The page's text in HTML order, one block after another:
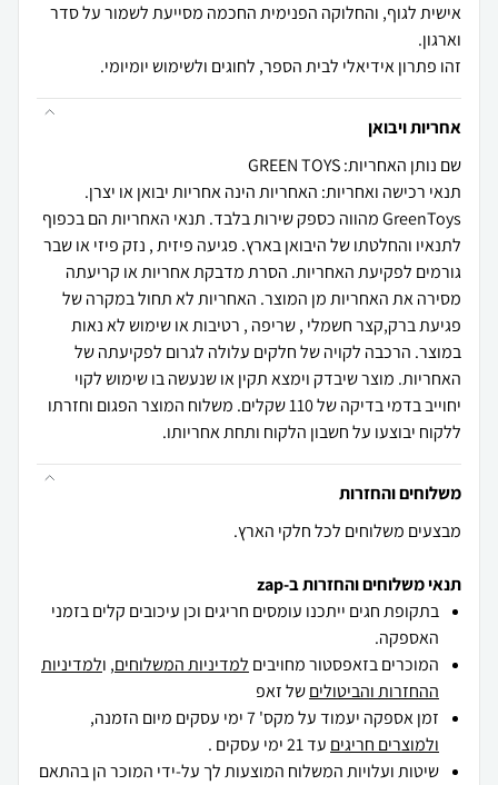
אישית לגוף, והחלוקה הפנימית החכמה מסייעת לשמור על סדר
זהו פתרון אידיאלי לבית הספר, לחוגים ולשימוש יומיומי.
אחריות ויבואן
שם נותן האחריות: GREEN TOYS
תנאי רכישה ואחריות: האחריות הינה אחריות יבואן או יצרן.
GreenToys מהווה כספק שירות בלבד. תנאי האחריות הם בכפוף
לתנאיו והחלטתו של היבואן בארץ. פגיעה פיזית , נזק פיזי או שבר
גורמים לפקיעת האחריות. הסרת מדבקת אחריות או קריעתה
מסירה את האחריות מן המוצר. האחריות לא תחול במקרה של
פגיעת ברק,קצר חשמלי , שריפה , רטיבות או שימוש לא נאות
במוצר. הרכבה לקויה של חלקים עלולה לגרום לפקיעתה של
האחריות. מוצר שיבדק וימצא תקין או שנעשה בו שימוש לקוי
יחוייב בדמי בדיקה של 110 שקלים. משלוח המוצר הפגום וחזרתו
ללקוח יבוצעו על חשבון הלקוח ותחת אחריותו.
משלוחים והחזרות
מבצעים משלוחים לכל חלקי הארץ.
תנאי משלוחים והחזרות ב-zap
בתקופת חגים ייתכנו עומסים חריגים וכן עיכובים קלים בזמני
האספקה.
המוכרים בזאפסטור מחויבים למדיניות המשלוחים, ולמדיניות
ההחזרות והביטוליםשל זאפ
זמן אספקה יעמוד על מקס' 7 ימי עסקים מיום הזמנה,
ולמוצרים חריגים עד 21 ימי עסקים .
שיטות ועלויות המשלוח המוצעות לך על-ידי המוכר הן בהתאם